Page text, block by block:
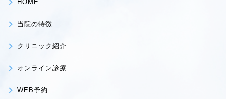
HOME
当院の特徴
クリニック紹介
オンライン診療
WEB予約